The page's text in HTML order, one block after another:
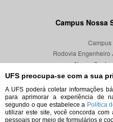
UFS preocupa-se com a sua
A UFS poderá coletar informações
para aprimorar a experiência de
segundo o que estabelece a Política
utilizar este site, você concorda
pessoais por meio de formulários e
Campus Nossa
Campus
Rodovia Engenheiro
Nossa
CEP